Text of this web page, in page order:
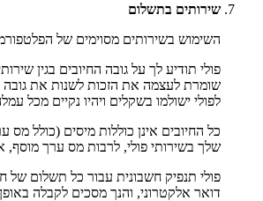
שירותים בתשלום
השימוש בשירותים מסוימים של
פולי תודיע לך על גובה החיובים בגין
שומרת לעצמה את הזכות לשנות את גובה
לפולי ישולמו בשקלים ויהיו נקיים מכל
כל החיובים אינן כוללות מיסים (כולל
שלך בשירותי פולי, לרבות מס ערך מוסף,
פולי תנפיק חשבונית עבור כל תשלום
דואר אלקטרוני, והנך מסכים לקבלה